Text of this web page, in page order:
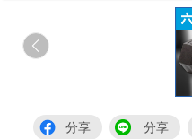
分享 分享